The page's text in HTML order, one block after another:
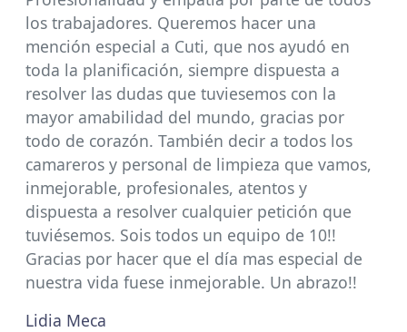
los trabajadores. Queremos hacer una
mención especial a Cuti, que nos ayudó en
toda la planificación, siempre dispuesta a
resolver las dudas que tuviesemos con la
mayor amabilidad del mundo, gracias por
todo de corazón. También decir a todos los
camareros y personal de limpieza que vamos,
inmejorable, profesionales, atentos y
dispuesta a resolver cualquier petición que
tuviésemos. Sois todos un equipo de 10!!
Gracias por hacer que el día mas especial de
nuestra vida fuese inmejorable. Un abrazo!!
Lidia Meca